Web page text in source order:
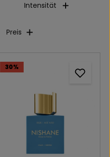
Intensität
Preis
30%